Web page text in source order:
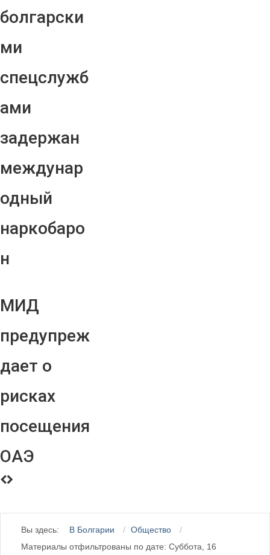
болгарски
ми
спецслужб
ами
задержан
междунар
одный
наркобаро
н
МИД
предупреж
дает о
рисках
посещения
ОАЭ
Вы здесь: В Болгарии
Общество
Материалы отфильтрованы по дате: Суббота, 16